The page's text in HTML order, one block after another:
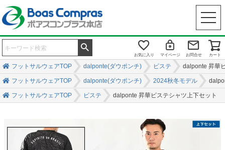
お気に入り マイページ お問合せ カート
フットサルウェアTOP dalponte(ダウポンチ) ピステ dalponte 昇華
フットサルウェアTOP dalponte(ダウポンチ) 2024秋冬モデル
フットサルウェアTOP ピステ dalponte 昇華ピステシャツ上下セット